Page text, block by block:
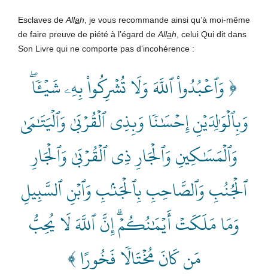
Esclaves de Allah , je vous recommande ainsi qu’à moi-même
de faire preuve de piété à l’égard de Allah , celui Qui dit dans
Son Livre qui ne comporte pas d’incohérence :
﴿ وَٱعۡبُدُواْ ٱللَّهَ وَلَا تُشۡرِكُواْ بِهِۦ شَيۡ‍ٔٗاۖ
وَبِٱلۡوَٰلِدَيۡنِ إِحۡسَٰنٗا وَبِذِي ٱلۡقُرۡبَىٰ وَٱلۡيَتَٰمَىٰ
وَٱلۡمَسَٰكِينِ وَٱلۡجَارِ ذِي ٱلۡقُرۡبَىٰ وَٱلۡجَارِ
ٱلۡجُنُبِ وَٱلصَّاحِبِ بِٱلۡجَنۢبِ وَٱبۡنِ ٱلسَّبِيلِ
وَمَا مَلَكَتۡ أَيۡمَٰنُكُمۡۗ إِنَّ ٱللَّهَ لَا يُحِبُّ
مَن كَانَ مُخۡتَالٗا فَخُورًا ﴾